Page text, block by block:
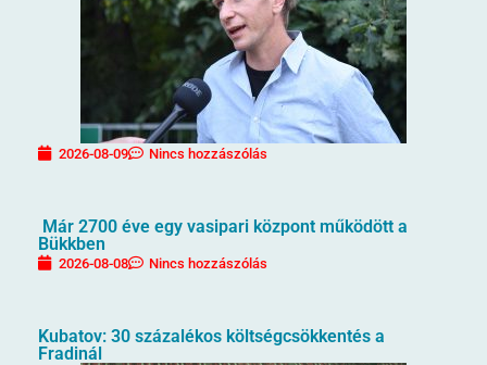
2026-08-09 Nincs hozzászólás
Már 2700 éve egy vasipari központ működött a
Bükkben
2026-08-08 Nincs hozzászólás
Kubatov: 30 százalékos költségcsökkentés a
Fradinál